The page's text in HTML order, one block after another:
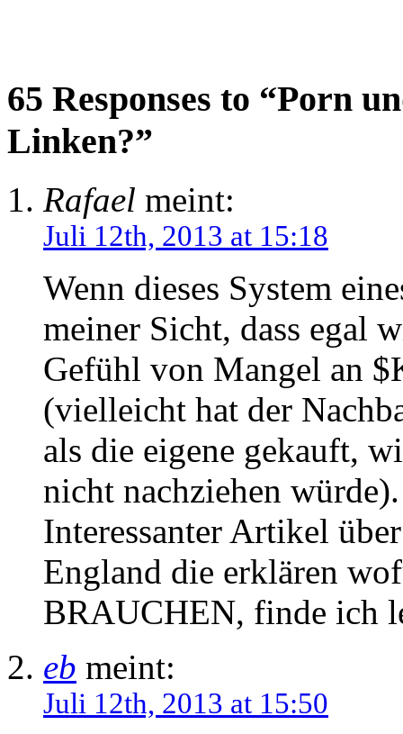
65 Responses to “Porn
Linken?”
Rafael meint:
Juli 12th, 2013 at 15:18
Wenn dieses System
meiner Sicht, dass egal
Gefühl von Mangel an
(vielleicht hat der
als die eigene gekauft,
nicht nachziehen würde).
Interessanter Artikel
England die erklären
BRAUCHEN, finde ich
eb meint:
Juli 12th, 2013 at 15:50